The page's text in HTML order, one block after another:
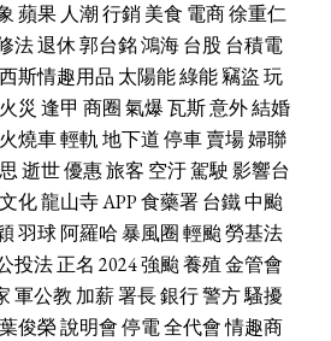
蘋果 人潮行銷美食 電商徐重仁
法退休郭台銘鴻海台股 台積電
西斯情趣用品 太陽能綠能竊盜玩
火災 逢甲 商圈氣爆瓦斯意外結婚
火燒車輕軌地下道停車賣場婦聯
逝世優惠旅客 空汙駕駛影響台
文化龍山寺APP食藥署台鐵中颱
羽球阿羅哈暴風圈輕颱勞基法
投法正名 2024強颱養殖金管會
軍公教 加薪署長銀行警方騷擾
葉俊榮說明會停電全代會情趣商